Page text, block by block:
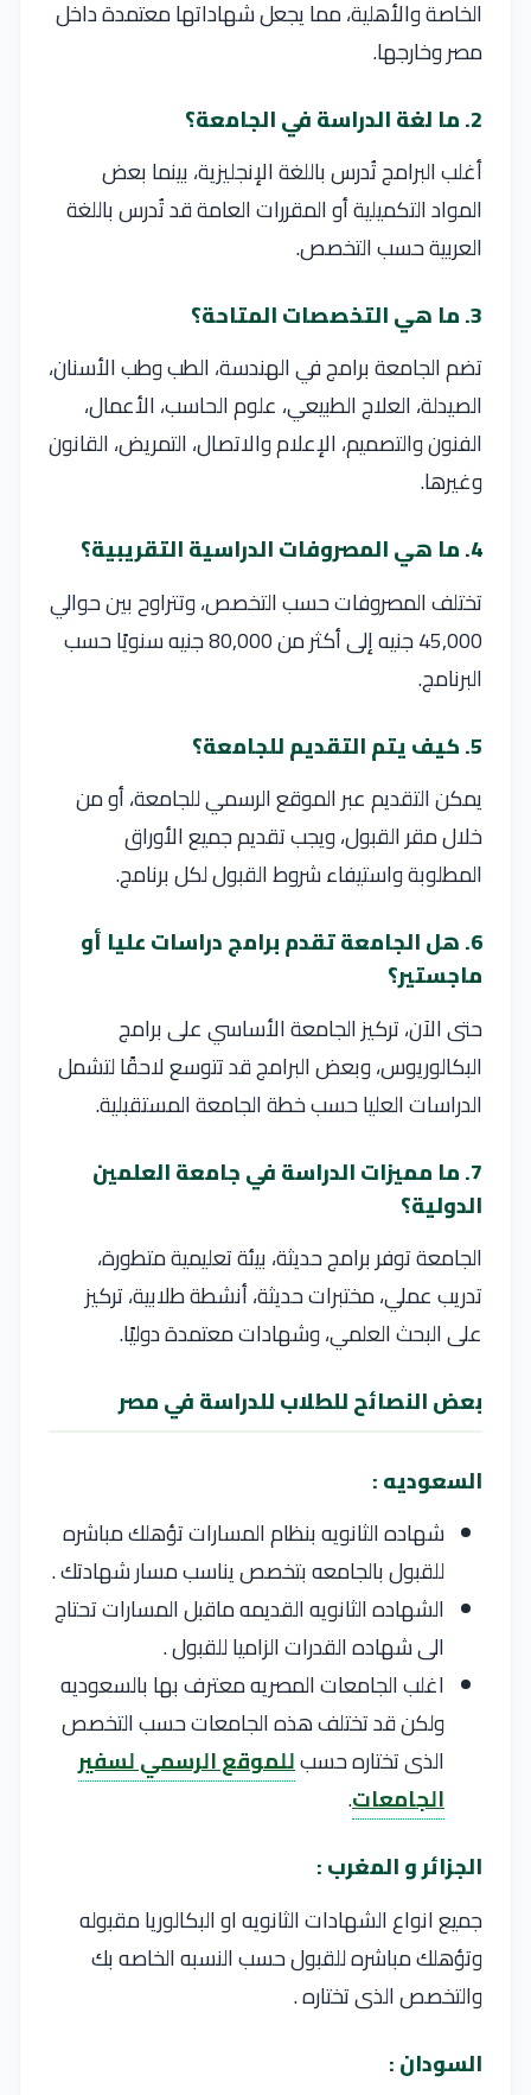
الخاصة والأهلية، مما يجعل شهاداتها معتمدة داخل
مصر وخارجها.
2. ما لغة الدراسة في الجامعة؟
أغلب البرامج تُدرس باللغة الإنجليزية، بينما بعض
المواد التكميلية أو المقررات العامة قد تُدرس باللغة
العربية حسب التخصص.
3. ما هي التخصصات المتاحة؟
تضم الجامعة برامج في الهندسة، الطب وطب الأسنان،
الصيدلة، العلاج الطبيعي، علوم الحاسب، الأعمال،
الفنون والتصميم، الإعلام والاتصال، التمريض، القانون
وغيرها.
4. ما هي المصروفات الدراسية التقريبية؟
تختلف المصروفات حسب التخصص، وتتراوح بين حوالي
45,000 جنيه إلى أكثر من 80,000 جنيه سنويًا حسب
البرنامج.
5. كيف يتم التقديم للجامعة؟
يمكن التقديم عبر الموقع الرسمي للجامعة، أو من
خلال مقر القبول، ويجب تقديم جميع الأوراق
المطلوبة واستيفاء شروط القبول لكل برنامج.
6. هل الجامعة تقدم برامج دراسات عليا أو
ماجستير؟
حتى الآن، تركيز الجامعة الأساسي على برامج
البكالوريوس، وبعض البرامج قد تتوسع لاحقًا لتشمل
الدراسات العليا حسب خطة الجامعة المستقبلية.
7. ما مميزات الدراسة في جامعة العلمين
الدولية؟
الجامعة توفر برامج حديثة، بيئة تعليمية متطورة،
تدريب عملي، مختبرات حديثة، أنشطة طلابية، تركيز
على البحث العلمي، وشهادات معتمدة دوليًا.
بعض النصائح للطلاب للدراسة في مصر
السعوديه :
شهاده الثانويه بنظام المسارات تؤهلك مباشره
للقبول بالجامعه بتخصص يناسب مسار شهادتك .
الشهاده الثانويه القديمه ماقبل المسارات تحتاج
الى شهاده القدرات الزاميا للقبول .
اغلب الجامعات المصريه معترف بها بالسعوديه
ولكن قد تختلف هذه الجامعات حسب التخصص
الذى تختاره حسبللموقع الرسمي لسفير
الجامعات.
الجزائر و المغرب :
جميع انواع الشهادات الثانويه او البكالوريا مقبوله
وتؤهلك مباشره للقبول حسب النسبه الخاصه بك
والتخصص الذى تختاره .
السودان :